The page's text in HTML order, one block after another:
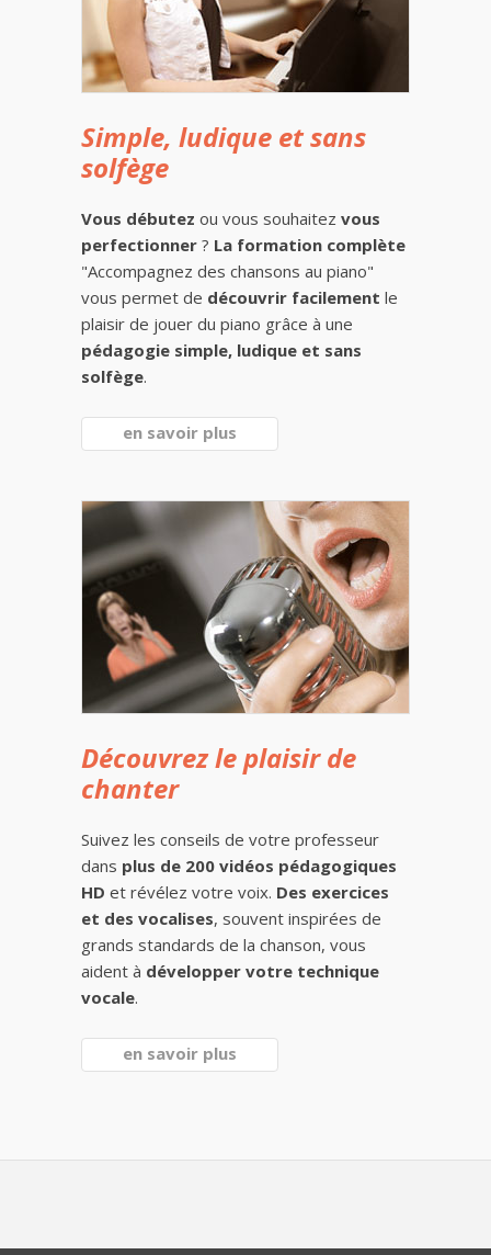
Simple, ludique et sans
solfège
Vous débutez ou vous souhaitez vous
perfectionner ? La formation complète
"Accompagnez des chansons au piano"
vous permet de découvrir facilement le
plaisir de jouer du piano grâce à une
pédagogie simple, ludique et sans
solfège.
en savoir plus
Découvrez le plaisir de
chanter
Suivez les conseils de votre professeur
dans plus de 200 vidéos pédagogiques
HD et révélez votre voix. Des exercices
et des vocalises, souvent inspirées de
grands standards de la chanson, vous
aident à développer votre technique
vocale.
en savoir plus